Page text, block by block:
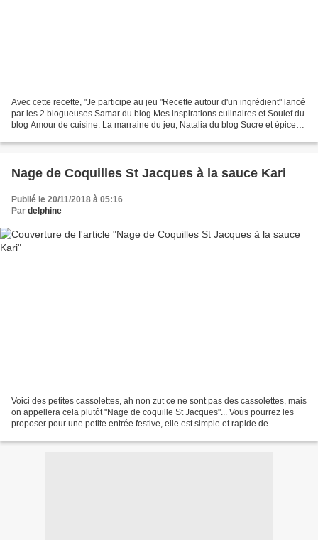
Avec cette recette, "Je participe au jeu "Recette autour d'un ingrédient" lancé
par les 2 blogueuses Samar du blog Mes inspirations culinaires et Soulef du
blog Amour de cuisine. La marraine du jeu, Natalia du blog Sucre et épices
Nage de Coquilles St Jacques à la sauce Kari
Publié le 20/11/2018 à 05:16
Par delphine
Voici des petites cassolettes, ah non zut ce ne sont pas des cassolettes, mais
on appellera cela plutôt "Nage de coquille St Jacques"... Vous pourrez les
proposer pour une petite entrée festive, elle est simple et rapide de